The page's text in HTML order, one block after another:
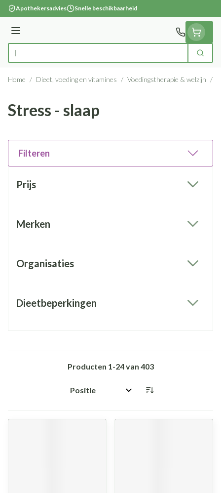
Ga naar de inhoud
Apothekersadvies Snelle beschikbaarheid
Menu
Product, merk, categorie... Zoek
Home / Dieet, voeding en vitamines / Voedingstherapie & welzijn /
Stress - slaap
Filteren
Prijs
Merken
Organisaties
Dieetbeperkingen
Producten 1-24van 403
Sorteer op: